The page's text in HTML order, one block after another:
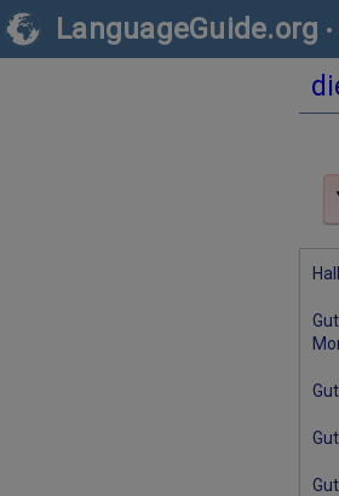
LanguageGuide.org •